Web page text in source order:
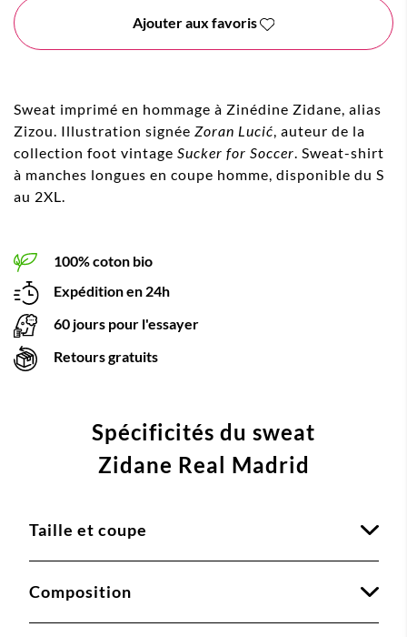
Ajouter aux favoris
Sweat imprimé en hommage à Zinédine Zidane, alias
Zizou. Illustration signée Zoran Lucić, auteur de la
collection foot vintage Sucker for Soccer. Sweat-shirt
à manches longues en coupe homme, disponible du S
au 2XL.
100% coton bio
Expédition en 24h
60 jours pour l'essayer
Retours gratuits
Spécificités du sweat
Zidane Real Madrid
Taille et coupe
Composition